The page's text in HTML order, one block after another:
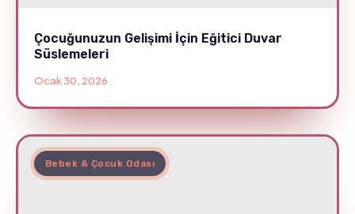
Çocuğunuzun Gelişimi İçin Eğitici Duvar
Süslemeleri
Ocak 30, 2026
Bebek & Çocuk Odası